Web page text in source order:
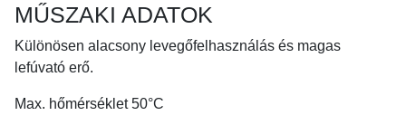
MŰSZAKI ADATOK
Különösen alacsony levegőfelhasználás és magas
lefúvató erő.
Max. hőmérséklet 50°C